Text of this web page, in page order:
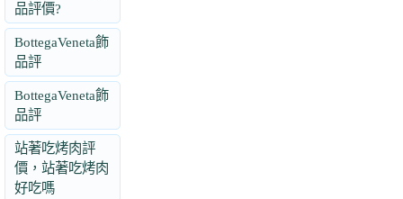
品評價?
BottegaVeneta飾
品評
BottegaVeneta飾
品評
站著吃烤肉評
價，站著吃烤肉
好吃嗎